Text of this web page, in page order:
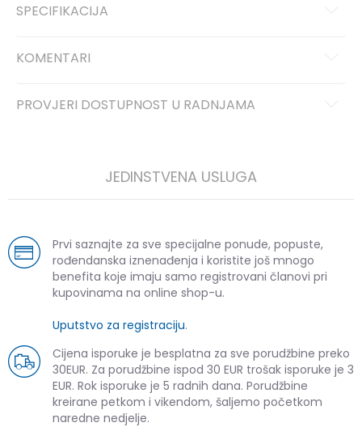
SPECIFIKACIJA
KOMENTARI
PROVJERI DOSTUPNOST U RADNJAMA
JEDINSTVENA USLUGA
Prvi saznajte za sve specijalne ponude, popuste,
rođendanska iznenađenja i koristite još mnogo
benefita koje imaju samo registrovani članovi pri
kupovinama na online shop-u.
Uputstvo za registraciju.
Cijena isporuke je besplatna za sve porudžbine preko
30EUR. Za porudžbine ispod 30 EUR trošak isporuke je 3
EUR. Rok isporuke je 5 radnih dana. Porudžbine
kreirane petkom i vikendom, šaljemo početkom
naredne nedjelje.